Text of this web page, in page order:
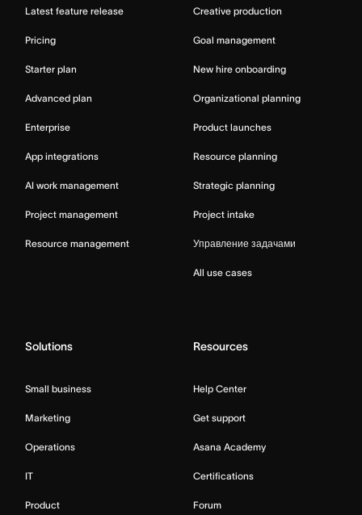
Latest feature release
Pricing
Starter plan
Advanced plan
Enterprise
App integrations
AI work management
Project management
Resource management
Creative production
Goal management
New hire onboarding
Organizational planning
Product launches
Resource planning
Strategic planning
Project intake
Управление задачами
All use cases
Solutions
Small business
Marketing
Operations
IT
Product
Resources
Help Center
Get support
Asana Academy
Certifications
Forum